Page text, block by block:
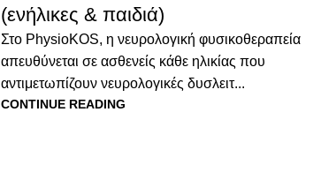
(ενήλικες & παιδιά)
Στο PhysioKOS, η νευρολογική φυσικοθεραπεία
απευθύνεται σε ασθενείς κάθε ηλικίας που
αντιμετωπίζουν νευρολογικές δυσλειτ...
CONTINUE READING